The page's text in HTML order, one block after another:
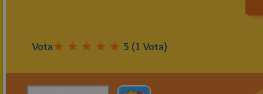
Vota 5 (1 Vota)